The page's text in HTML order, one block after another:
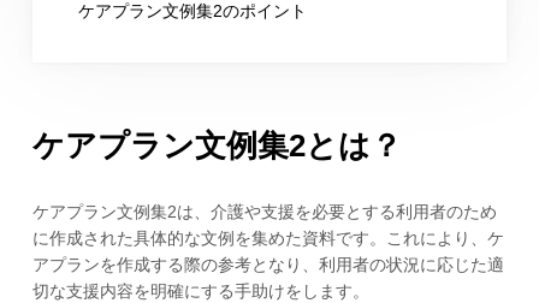
ケアプラン文例集2のポイント
ケアプラン文例集2とは？
ケアプラン文例集2は、介護や支援を必要とする利用者のため
に作成された具体的な文例を集めた資料です。これにより、ケ
アプランを作成する際の参考となり、利用者の状況に応じた適
切な支援内容を明確にする手助けをします。